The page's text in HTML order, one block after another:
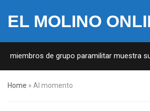
EL MOLINO
de grupo paramilitar muestra su
Home » Al momento